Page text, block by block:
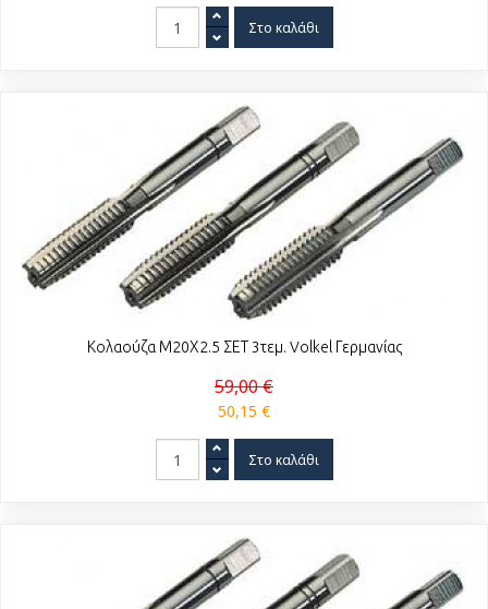
Κολαούζα Μ20Χ2.5 ΣΕΤ 3τεμ. Volkel Γερμανίας
59,00 €
50,15 €